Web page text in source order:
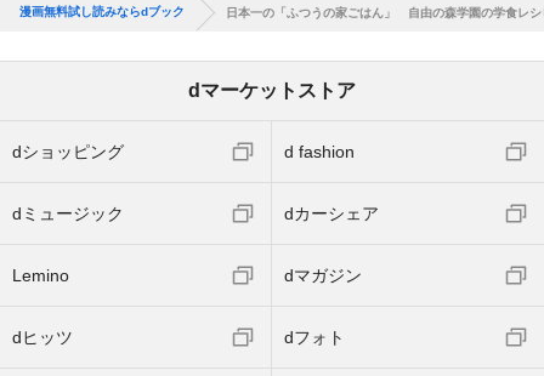
漫画無料試し読みならdブック 日本一の「ふつうの家ごはん」 自由の森学園の学食レシ
dマーケットストア
dショッピング d fashion
dミュージック dカーシェア
Lemino dマガジン
dヒッツ dフォト